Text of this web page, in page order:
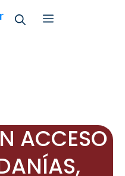
Menú
ACCESO